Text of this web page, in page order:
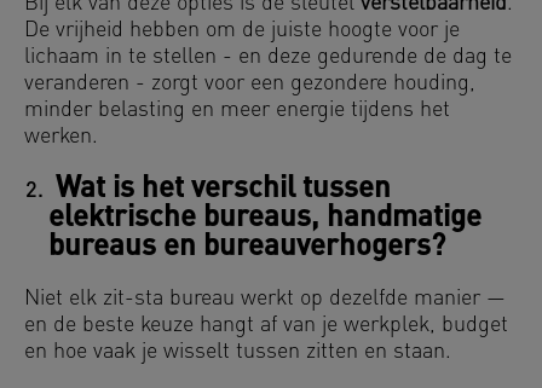
De vrijheid hebben om de juiste hoogte voor je
lichaam in te stellen - en deze gedurende de dag te
veranderen - zorgt voor een gezondere houding,
minder belasting en meer energie tijdens het
werken.
Wat is het verschil tussen
elektrische bureaus, handmatige
bureaus en bureauverhogers?
Niet elk zit-sta bureau werkt op dezelfde manier —
en de beste keuze hangt af van je werkplek, budget
en hoe vaak je wisselt tussen zitten en staan.